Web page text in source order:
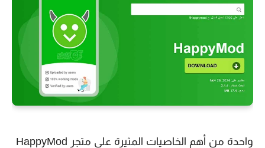
واحدة من أهم الخاصيات المثيرة على متجر HappyMod